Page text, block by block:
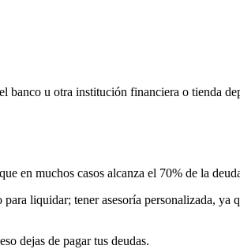
u otra institución financiera o tienda
en muchos casos alcanza el 70% de la
liquidar; tener asesoría personalizada, ya
dejas de pagar tus deudas.